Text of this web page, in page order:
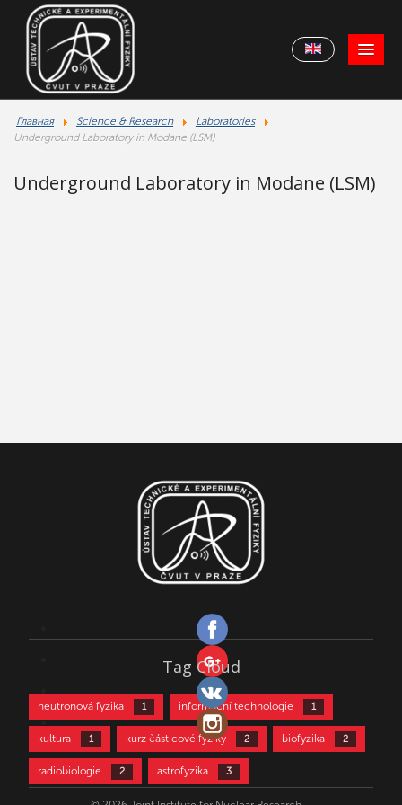
Главная Science & Research
Laboratories
Underground Laboratory in Modane (LSM)
Underground Laboratory in Modane (LSM)
Tag Cloud
neutronová fyzika 1 informační technologie 1
kultura 1 kurz částicové fyziky 2 biofyzika 2
radiobiologie 2 astrofyzika 3